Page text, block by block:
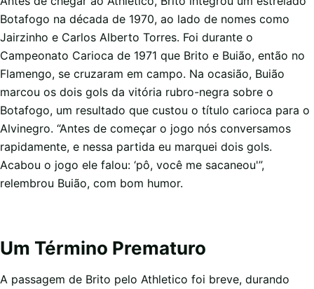
Botafogo na década de 1970, ao lado de nomes como
Jairzinho e Carlos Alberto Torres. Foi durante o
Campeonato Carioca de 1971 que Brito e Buião, então no
Flamengo, se cruzaram em campo. Na ocasião, Buião
marcou os dois gols da vitória rubro-negra sobre o
Botafogo, um resultado que custou o título carioca para o
Alvinegro. “Antes de começar o jogo nós conversamos
rapidamente, e nessa partida eu marquei dois gols.
Acabou o jogo ele falou: ‘pô, você me sacaneou'”,
relembrou Buião, com bom humor.
Um Término Prematuro
A passagem de Brito pelo Athletico foi breve, durando